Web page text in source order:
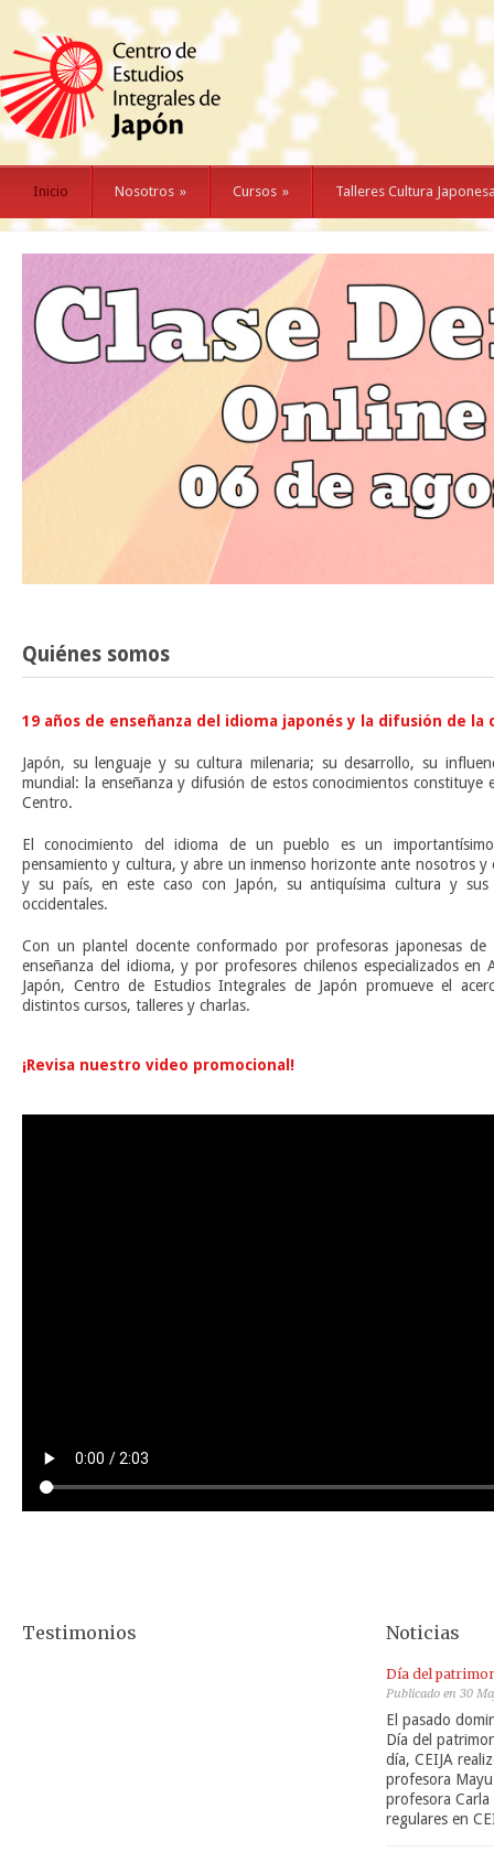
Inicio Nosotros » Cursos » Talleres Cultura
Quiénes somos
19 años de enseñanza del idioma japonés y la difusión de la
Japón, su lenguaje y su cultura milenaria; su desarrollo, su
mundial: la enseñanza y difusión de estos conocimientos
Centro.
El conocimiento del idioma de un pueblo es un
pensamiento y cultura, y abre un inmenso horizonte ante nosotros y
y su país, en este caso con Japón, su antiquísima cultura y
occidentales.
Con un plantel docente conformado por profesoras japonesas
enseñanza del idioma, y por profesores chilenos especializados
Japón, Centro de Estudios Integrales de Japón promueve el
distintos cursos, talleres y charlas.
¡Revisa nuestro video promocional!
Testimonios Noticias
Día del
Publicado en 30
El pasado
Día del
día, CEIJA
profesora
profesora
regulares en